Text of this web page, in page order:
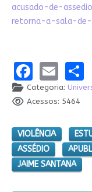
acusado-de-
retorna-a-sala-
Categoria:
Acessos: 5464
VIOLÊNCIA
ASSÉDIO
JAIME SANTANA